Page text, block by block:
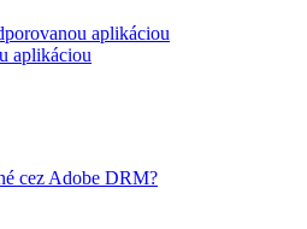
aplikáciou
aplikáciou
cez Adobe DRM?